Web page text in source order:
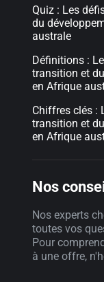
Quiz : Les
du
australe
Définitions :
transition et
en Afrique
Chiffres clés :
transition et
en Afrique
Nos
Nos experts
toutes vos
Pour
à une offre,